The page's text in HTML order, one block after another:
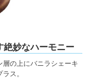
絶妙なハーモニー
層の上にバニラシェーキ
ス。